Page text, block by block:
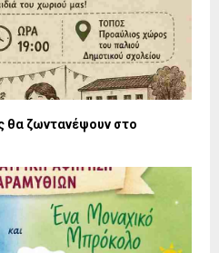
θα ζωντανέψουν στο